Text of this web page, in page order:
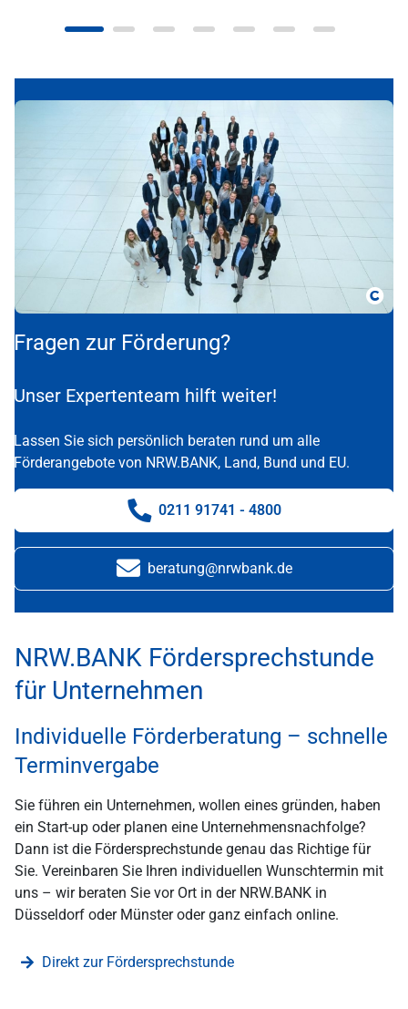
Fragen zur Förderung?
Unser Expertenteam hilft weiter!
Lassen Sie sich persönlich beraten rund um alle
Förderangebote von NRW.BANK, Land, Bund und EU.
Telefonnummer:
0211 91741 - 4800
E-Mail:
beratung@nrwbank.de
NRW.BANK Fördersprechstunde
für Unternehmen
Individuelle Förderberatung – schnelle
Terminvergabe
Sie führen ein Unternehmen, wollen eines gründen, haben
ein Start-up oder planen eine Unternehmensnachfolge?
Dann ist die Fördersprechstunde genau das Richtige für
Sie. Vereinbaren Sie Ihren individuellen Wunschtermin mit
uns – wir beraten Sie vor Ort in der NRW.BANK in
Düsseldorf oder Münster oder ganz einfach online.
Direkt zur Fördersprechstunde